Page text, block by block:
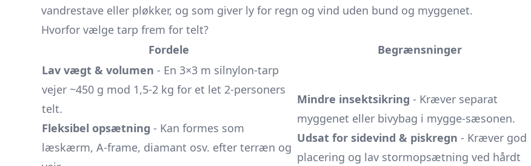
vandrestave eller pløkker, og som giver ly for regn og vind uden bund og myggenet.
Hvorfor vælge tarp frem for telt?
Fordele
Begrænsninger
Lav vægt & volumen - En 3×3 m silnylon-tarp
vejer ~450 g mod 1,5-2 kg for et let 2-personers
telt.
Fleksibel opsætning - Kan formes som
læskærm, A-frame, diamant osv. efter terræn og
Mindre insektsikring - Kræver separat
myggenet eller bivybag i mygge-sæsonen.
Udsat for sidevind & piskregn - Kræver god
placering og lav stormopsætning ved hårdt